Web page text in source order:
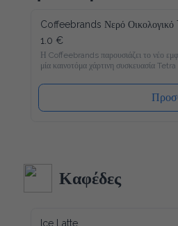
Coffeebrands Νερό Οικολογικό
1.0 €
Η Coffeebrands παρουσιάζει το νέο
καινοτόμα χάρτινη συσκευασία Tetra
Το νέο νερό Coffeebrands είναι πλούσιο
ιδανικές αναλογίες μετάλλων και σε
Pak που θα επιτρέπει στους
απολαμβάνουν το εμφιαλωμένο νερό με
το περιβάλλον τρόπο!
λιγότερο δυνατό αντίκτυπο στο
πλεονέκτημα είναι ότι το καπάκι κλείνει
χρήση, έτσι ώστε το νερό να διατηρείται
Καφέδες
Ice Latte